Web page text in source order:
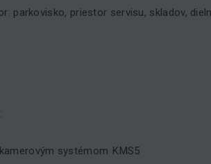
parkovisko, priestor servisu, skladov,
:
systémom KMS5